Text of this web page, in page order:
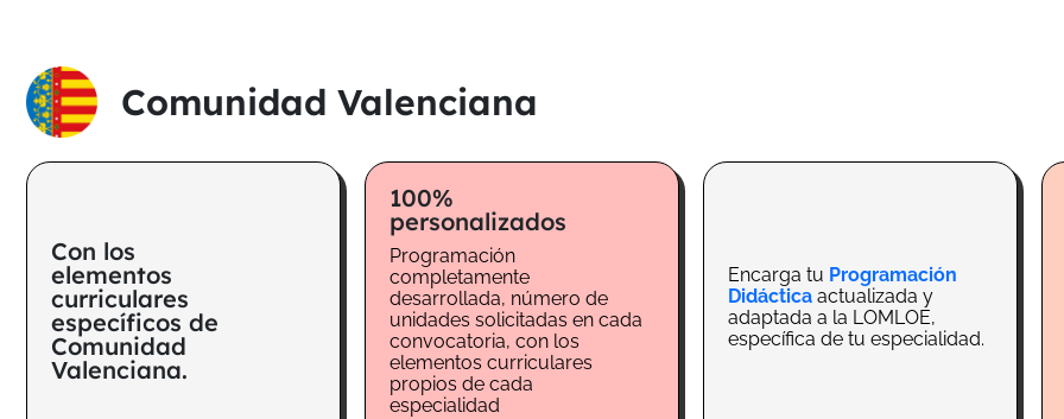
Comunidad Valenciana
Con los
elementos
curriculares
específicos de
Comunidad
Valenciana.
100%
personalizados
Programación
completamente
desarrollada, número de
unidades solicitadas en cada
convocatoria, con los
elementos curriculares
propios de cada
especialidad
Encarga tu Programación
Didáctica actualizada y
adaptada a la LOMLOE,
específica de tu especialidad.